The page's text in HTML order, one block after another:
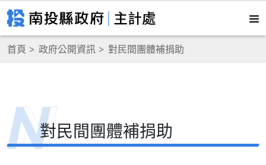
首頁 政府公開資訊 對民間團體補捐助
對民間團體補捐助